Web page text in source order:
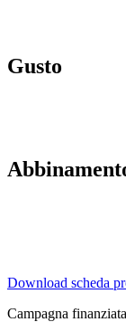
Gusto
Download scheda
Campagna